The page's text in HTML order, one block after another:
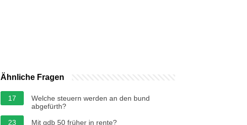
Ähnliche Fragen
17
Welche steuern werden an den bund
abgefürth?
23
Mit gdb 50 früher in rente?